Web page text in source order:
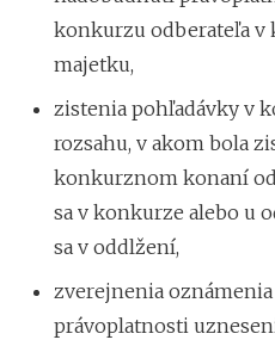
konkurzu odberateľa v
majetku,
zistenia pohľadávky v
rozsahu, v akom bola
konkurznom konaní
sa v konkurze alebo u
sa v oddlžení,
zverejnenia
právoplatnosti